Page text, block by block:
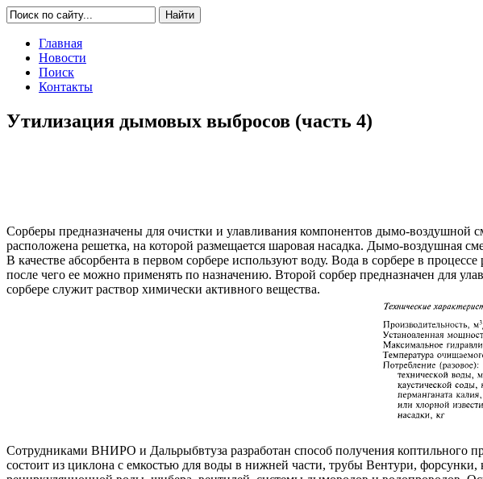
Главная
Новости
Поиск
Контакты
Утилизация дымовых выбросов (часть 4)
Сорберы предназначены для очистки и улавливания компонентов дымо-воздушной
расположена решетка, на которой размещается шаровая насадка. Дымо-воздушная
В качестве абсорбента в первом сорбере используют воду. Вода в сорбере в
после чего ее можно применять по назначению. Второй сорбер предназначен для
сорбере служит раствор химически активного вещества.
Сотрудниками ВНИРО и Дальрыбвтуза разработан способ получения коптильного
состоит из циклона с емкостью для воды в нижней части, трубы Вентури, форсунки,